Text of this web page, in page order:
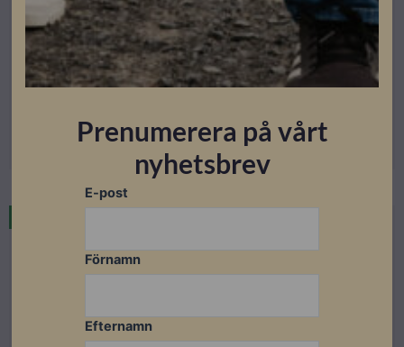
Growatt
Growatt MOD 15KTL3-X
Läs mer
Prenumerera på vårt
nyhetsbrev
E-post
Förnamn
Efternamn